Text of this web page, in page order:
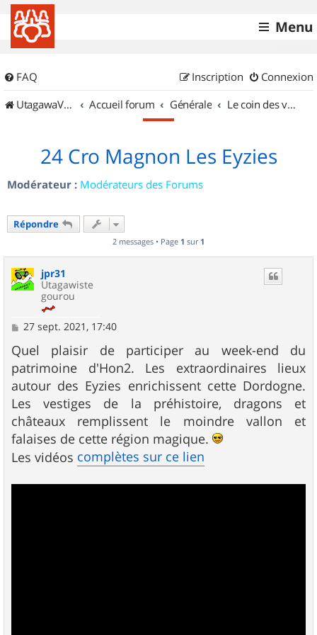
Menu
FAQ Connexion
Inscription
UtagawaVTT (Randos VTT et VTTAE avec traces GPS)
Accueil forum Générale Le coin des vidéastes
24 Cro Magnon Les Eyzies
Modérateur : Modérateurs des Forums
Répondre
2 messages • Page 1 sur 1
jpr31
Utagawiste
gourou
M
s
s
a
g
e
27 sept. 2021, 17:40
Quel plaisir de participer au week-end du
patrimoine d'Hon2. Les extraordinaires lieux
autour des Eyzies enrichissent cette Dordogne.
Les vestiges de la préhistoire, dragons et
châteaux remplissent le moindre vallon et
falaises de cette région magique.
Les vidéos complètes sur ce lien